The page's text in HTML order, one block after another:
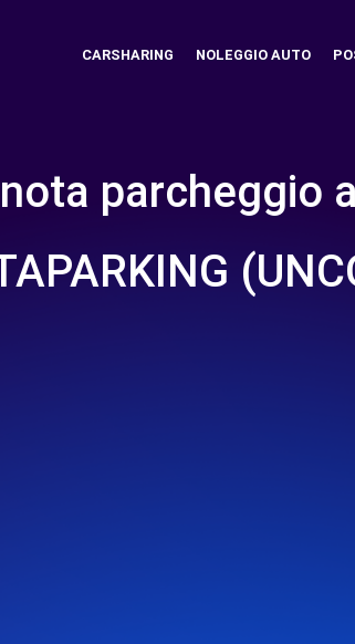
CARSHARING NOLEGGIO AUTO
parcheggio a